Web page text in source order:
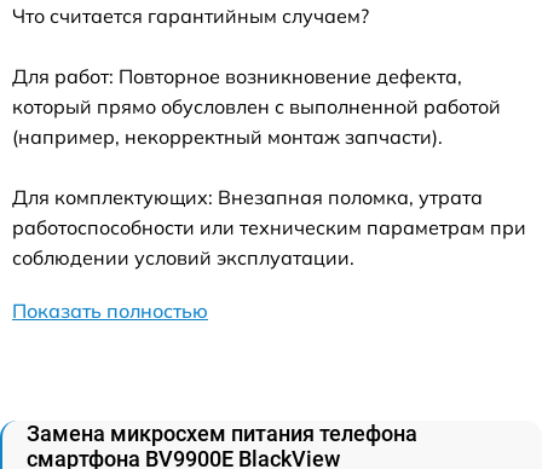
Что считается гарантийным случаем?
Для работ: Повторное возникновение дефекта,
который прямо обусловлен с выполненной работой
(например, некорректный монтаж запчасти).
Для комплектующих: Внезапная поломка, утрата
работоспособности или техническим параметрам при
соблюдении условий эксплуатации.
Показать полностью
Замена микросхем питания телефона
смартфона BV9900E BlackView